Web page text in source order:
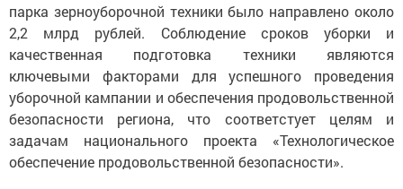
парка зерноуборочной техники было направлено около
2,2 млрд рублей. Соблюдение сроков уборки и
качественная подготовка техники являются
ключевыми факторами для успешного проведения
уборочной кампании и обеспечения продовольственной
безопасности региона, что соответстует целям и
задачам национального проекта «Технологическое
обеспечение продовольственной безопасности».